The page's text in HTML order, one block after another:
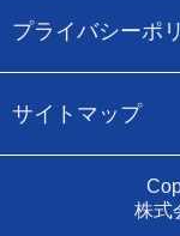
プライバシーポ
サイトマップ
株式